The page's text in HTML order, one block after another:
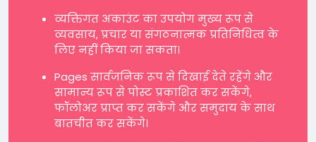
व्यक्तिगत अकाउंट का उपयोग मुख्य रूप से
व्यवसाय, प्रचार या संगठनात्मक प्रतिनिधित्व के
लिए नहीं किया जा सकता।
Pages सार्वजनिक रूप से दिखाई देते रहेंगे और
सामान्य रूप से पोस्ट प्रकाशित कर सकेंगे,
फॉलोअर प्राप्त कर सकेंगे और समुदाय के साथ
बातचीत कर सकेंगे।